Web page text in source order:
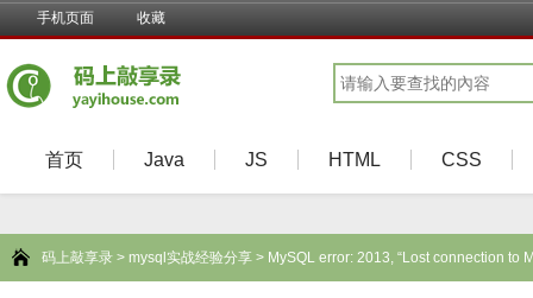
手机页面 收藏
首页 Java JS HTML CSS
码上敲享录 > mysql实战经验分享 > MySQL error: 2013, “Lost connection to